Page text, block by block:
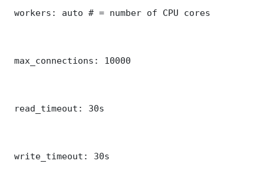
workers: auto # = number of CPU cores
max_connections: 10000
read_timeout: 30s
write_timeout: 30s